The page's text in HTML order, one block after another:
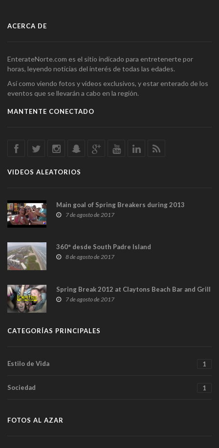
ACERCA DE
EnterateNorte.com es el sitio indicado para entretenerte por
horas, leyendo noticias del interés de todas las edades.
Así como viendo fotos y videos exclusivos, y estar enterado de los
eventos que se llevarán a cabo en la región.
MANTENTE CONECTADO
VIDEOS ALEATORIOS
Main goal of Spring Breakers during 2013
7 de agosto de 2017
360° desde South Padre Island
8 de agosto de 2017
Spring Break 2012 at Claytons Beach Bar and Grill
7 de agosto de 2017
CATEGORÍAS PRINCIPALES
Estilo de Vida 1
Sociedad 1
FOTOS AL AZAR